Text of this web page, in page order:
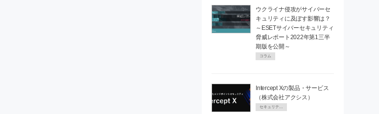
ウクライナ侵攻がサイバーセ
キュリティに及ぼす影響は？
～ESETサイバーセキュリティ
脅威レポート2022年第1三半
期版を公開～
コラム
Intercept Xの製品・サービス
（株式会社アクシス）
セキュリティPR